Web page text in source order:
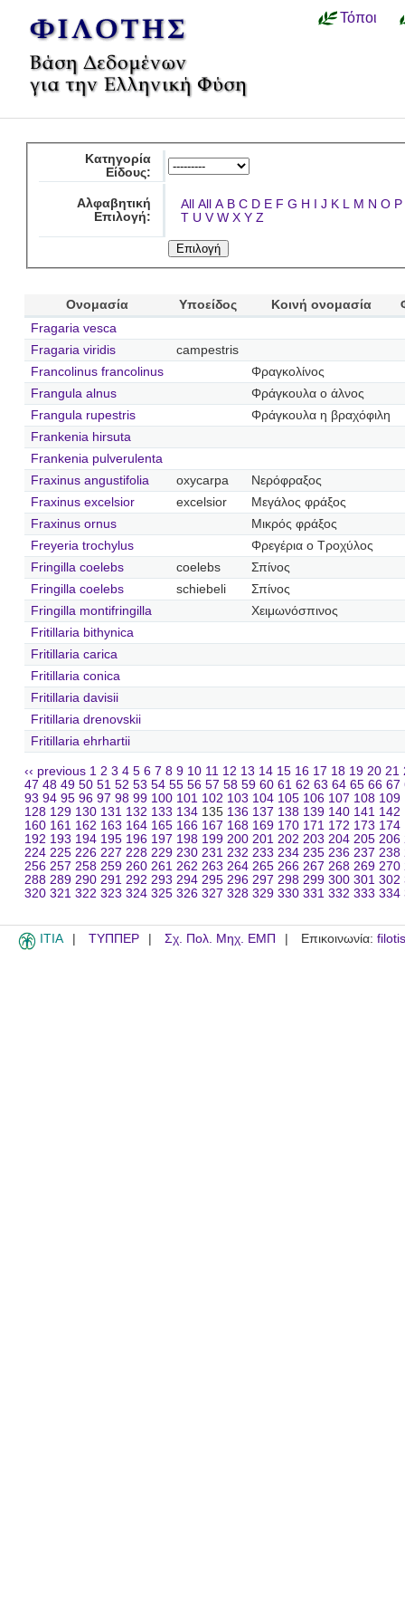
Τόποι
Κατηγορία
Είδους:
Αλφαβητική
Επιλογή:
All All A B C D E F G H I J K L M N O P
T U V W X Y Z
Ονομασία Υποείδος Κοινή ονομασία
Fragaria vesca
Fragaria viridis
campestris
Francolinus francolinus
Φραγκολίνος
Frangula alnus
Φράγκουλα ο άλνος
Frangula rupestris
Φράγκουλα η βραχόφιλη
Frankenia hirsuta
Frankenia pulverulenta
Fraxinus angustifolia
oxycarpa
Νερόφραξος
Fraxinus excelsior
excelsior
Μεγάλος φράξος
Fraxinus ornus
Μικρός φράξος
Freyeria trochylus
Φρεγέρια ο Τροχύλος
Fringilla coelebs
coelebs
Σπίνος
Fringilla coelebs
schiebeli
Σπίνος
Fringilla montifringilla
Χειμωνόσπινος
Fritillaria bithynica
Fritillaria carica
Fritillaria conica
Fritillaria davisii
Fritillaria drenovskii
Fritillaria ehrhartii
‹‹ previous 1 2 3 4 5 6 7 8 9 10 11 12 13 14 15 16 17 18 19 20 21
47 48 49 50 51 52 53 54 55 56 57 58 59 60 61 62 63 64 65 66 67
93 94 95 96 97 98 99 100 101 102 103 104 105 106 107 108 109
128 129 130 131 132 133 134 135 136 137 138 139 140 141 142
160 161 162 163 164 165 166 167 168 169 170 171 172 173 174
192 193 194 195 196 197 198 199 200 201 202 203 204 205 206
224 225 226 227 228 229 230 231 232 233 234 235 236 237 238
256 257 258 259 260 261 262 263 264 265 266 267 268 269 270
288 289 290 291 292 293 294 295 296 297 298 299 300 301 302
320 321 322 323 324 325 326 327 328 329 330 331 332 333 334
ITIA ΤΥΠΠΕΡ Σχ. Πολ. Μηχ. ΕΜΠ Επικοινωνία: